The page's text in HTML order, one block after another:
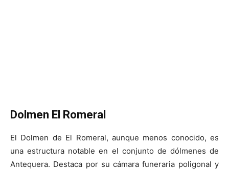
Dolmen El Romeral
El Dolmen de El Romeral, aunque menos conocido, es
una estructura notable en el conjunto de dólmenes de
Antequera. Destaca por su cámara funeraria poligonal y